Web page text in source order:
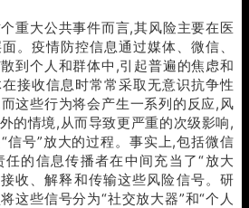
重大公共事件而言,其风险主要在医
。疫情防控信息通过媒体、微信、
到个人和群体中,引起普遍的焦虑和
接收信息时常常采取无意识抗争性
这些行为将会产生一系列的反应,风
的情境,从而导致更严重的次级影响,
信号”放大的过程。事实上,包括微信
的信息传播者在中间充当了“放大
收、解释和传输这些风险信号。研
这些信号分为“社交放大器”和“个人